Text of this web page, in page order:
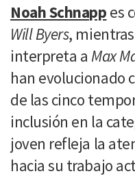
Noah Schnapp es
Will Byers,
interpreta a Max
han evolucionado
de las cinco
inclusión en la
joven refleja la
hacia su trabajo